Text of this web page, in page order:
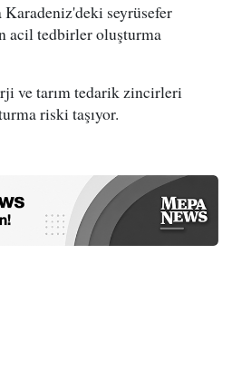
seyrüsefer
acil tedbirler oluşturma
ve tarım tedarik zincirleri
riski taşıyor.